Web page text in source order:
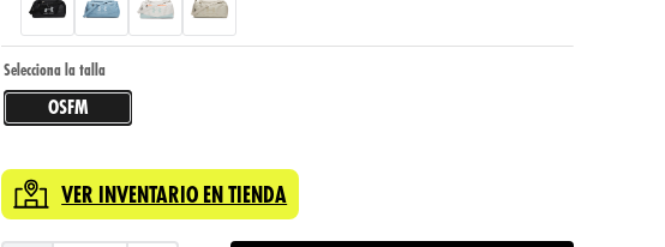
OSFM
VER INVENTARIO EN TIENDA